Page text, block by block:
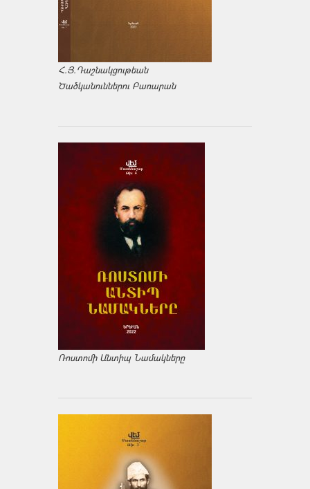
Հ.Յ.Դաշնակցութեան
Ծածկանուններու Բառարան
Ռոստոմի Անտիպ Նամակները